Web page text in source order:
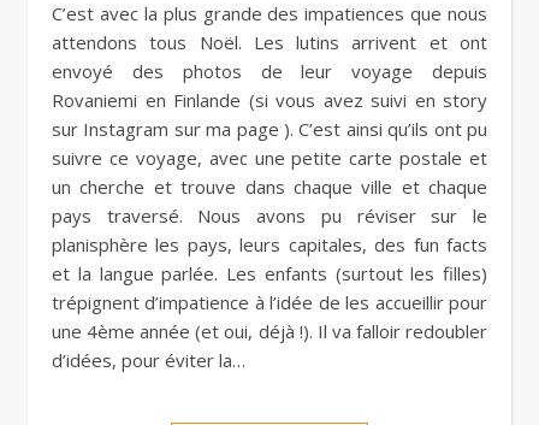
C’est avec la plus grande des impatiences que nous
attendons tous Noël. Les lutins arrivent et ont
envoyé des photos de leur voyage depuis
Rovaniemi en Finlande (si vous avez suivi en story
sur Instagram sur ma page ). C’est ainsi qu’ils ont pu
suivre ce voyage, avec une petite carte postale et
un cherche et trouve dans chaque ville et chaque
pays traversé. Nous avons pu réviser sur le
planisphère les pays, leurs capitales, des fun facts
et la langue parlée. Les enfants (surtout les filles)
trépignent d’impatience à l’idée de les accueillir pour
une 4ème année (et oui, déjà !). Il va falloir redoubler
d’idées, pour éviter la…